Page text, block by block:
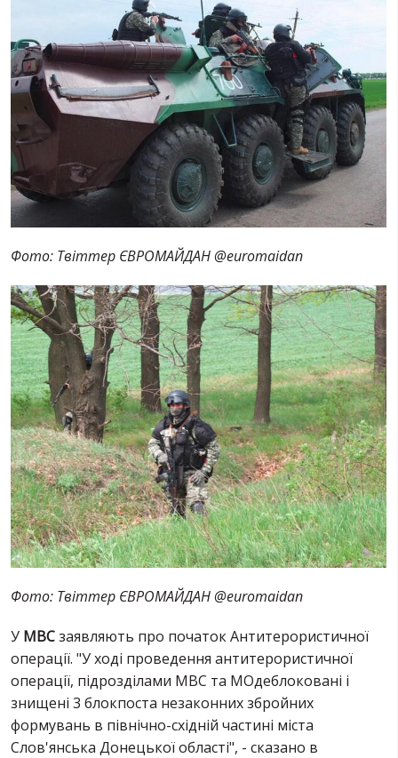
Фото: Твіттер ЄВРОМАЙДАН ‏@euromaidan
Фото: Твіттер ЄВРОМАЙДАН ‏@euromaidan
У МВСзаявляють про початок Антитерористичної
операції. "У ході проведення антитерористичної
операції, підрозділами МВС та МОдеблоковані і
знищені 3 блокпоста незаконних збройних
формувань в північно-східній частині міста
Слов'янська Донецької області", - сказано в